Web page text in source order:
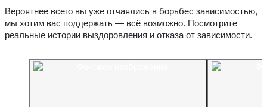
Вероятнее всего вы уже отчаялись в борьбес зависимостью,
мы хотим вас поддержать — всё возможно. Посмотрите
реальные истории выздоровления и отказа от зависимости.